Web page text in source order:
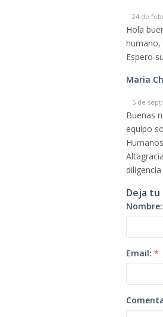
24 de
Hola
humano,
Espero
Maria
5 de
Buenas
equipo
Deja
Nombre:
Email: *